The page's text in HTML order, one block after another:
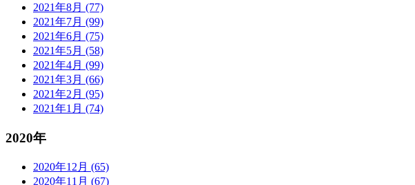
2021年8月 (77)
2021年7月 (99)
2021年6月 (75)
2021年5月 (58)
2021年4月 (99)
2021年3月 (66)
2021年2月 (95)
2021年1月 (74)
2020年
2020年12月 (65)
2020年11月 (67)